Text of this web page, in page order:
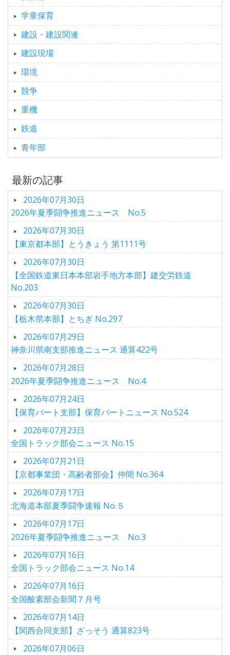
学童保育
建設・建設関連
建設現場
環境
競争
重機
鉄道
青年部
最新の記事
2026年07月30日
2026年夏季闘争推進ニュース No.5
2026年07月30日
【東京都本部】とうきょう 第1111号
2026年07月30日
【全国鉄道東日本本部岩手地方本部】建交労鉄道
No.203
2026年07月30日
【栃木県本部】とちぎ No.297
2026年07月29日
神奈川県南支部推進ニュース 通算422号
2026年07月28日
2026年夏季闘争推進ニュース No.4
2026年07月24日
【保育パート支部】保育パートニュース No.524
2026年07月23日
全国トラック部会ニュース No.15
2026年07月21日
【京都事業団・高齢者部会】仲間 No.364
2026年07月17日
北海道本部夏季闘争速報 No.５
2026年07月17日
2026年夏季闘争推進ニュース No.3
2026年07月16日
全国トラック部会ニュース No.14
2026年07月16日
全国酸素部会新聞７月号
2026年07月14日
【関西合同支部】ざっそう 通算823号
2026年07月06日